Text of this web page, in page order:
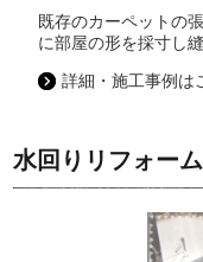
既存のカーペットの
に部屋の形を採寸し
詳細・施工事例は
水回りリフォーム